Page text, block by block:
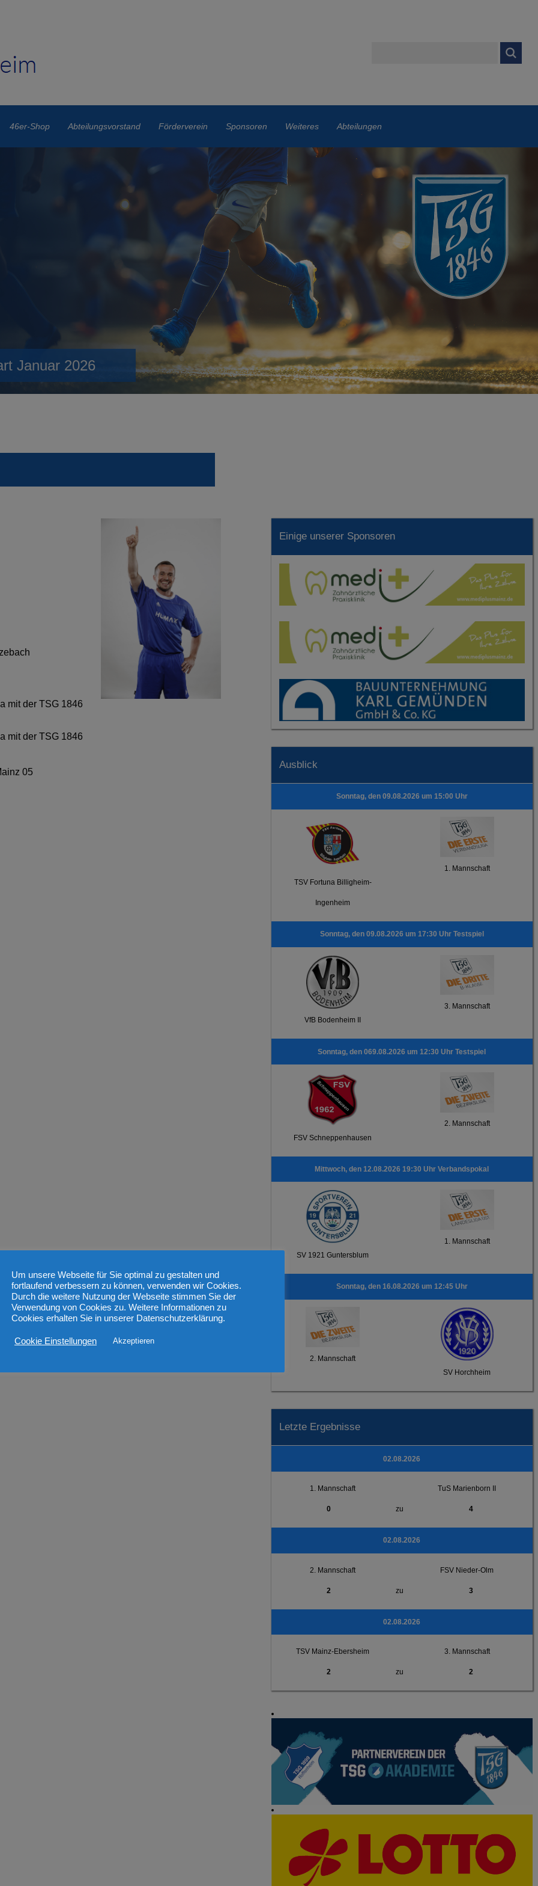
46er-Shop Abteilungsvorstand Förderverein Sponsoren Weiteres Abteilungen
Januar 2026
mit der TSG 1846
mit der TSG 1846
05
Einige unserer Sponsoren
Ausblick
Sonntag, den 09.08.2026 um 15:00 Uhr
TSV Fortuna Billigheim-
Ingenheim
1. Mannschaft
Sonntag, den 09.08.2026 um 17:30 Uhr Testspiel
VfB Bodenheim II
3. Mannschaft
Sonntag, den 069.08.2026 um 12:30 Uhr Testspiel
FSV Schneppenhausen
2. Mannschaft
Mittwoch, den 12.08.2026 19:30 Uhr Verbandspokal
SV 1921 Guntersblum
1. Mannschaft
Sonntag, den 16.08.2026 um 12:45 Uhr
2. Mannschaft
SV Horchheim
Letzte Ergebnisse
02.08.2026
1. Mannschaft TuS Marienborn II
0 zu 4
02.08.2026
2. Mannschaft FSV Nieder-Olm
2 zu 3
02.08.2026
TSV Mainz-Ebersheim 3. Mannschaft
2 zu 2
Um unsere Webseite für Sie optimal zu gestalten und
fortlaufend verbessern zu können, verwenden wir Cookies.
Durch die weitere Nutzung der Webseite stimmen Sie der
Verwendung von Cookies zu. Weitere Informationen zu
Cookies erhalten Sie in unserer Datenschutzerklärung.
Cookie Einstellungen Akzeptieren